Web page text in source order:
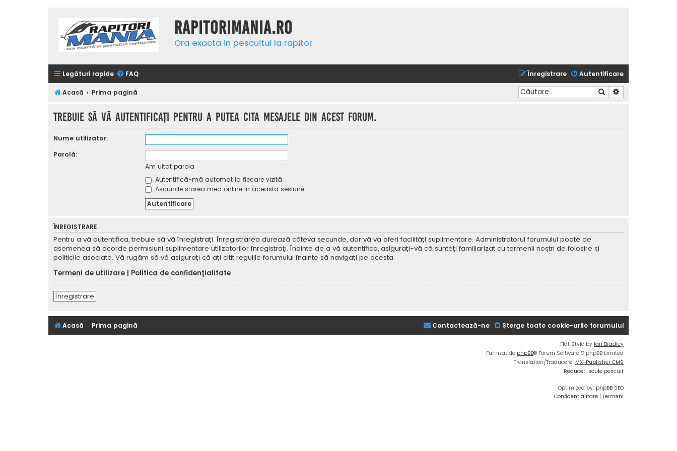
Rapitorimania.ro
Ora exacta in pescuitul la rapitor
Legături rapide FAQ Autentificare
Înregistrare
Acasă Prima pagină Căutare
Trebuie să vă autentificaţi pentru a putea cita mesajele din acest forum.
Nume utilizator:
Parolă:
Am uitat parola
Autentifică-mă automat la fiecare vizită
Ascunde starea mea online în această sesiune
ÎNREGISTRARE
Pentru a vă autentifica, trebuie să vă înregistraţi. Înregistrarea durează câteva secunde, dar vă va oferi facilităţi suplimentare. Administratorul forumului poate de
asemenea să acorde permisiuni suplimentare utilizatorilor înregistraţi. Înainte de a vă autentifica, asiguraţi-vă că sunteţi familiarizat cu termenii noştri de folosire şi
politicile asociate. Vă rugăm să vă asiguraţi că aţi citit regulile forumului înainte să navigaţi pe acesta.
Termeni de utilizare
Politica de confidenţialitate
Înregistrare
Acasă Prima pagină Şterge toate cookie-urile forumului
Contactează-ne
Flat Style by Ian Bradley
Furnizat de phpBB® Forum Software © phpBB Limited
Translation/Traducere: MX-Publisher CMS
Reduceri scule pescuit
Optimized by: phpBB SEO
Confidențialitate | Termeni